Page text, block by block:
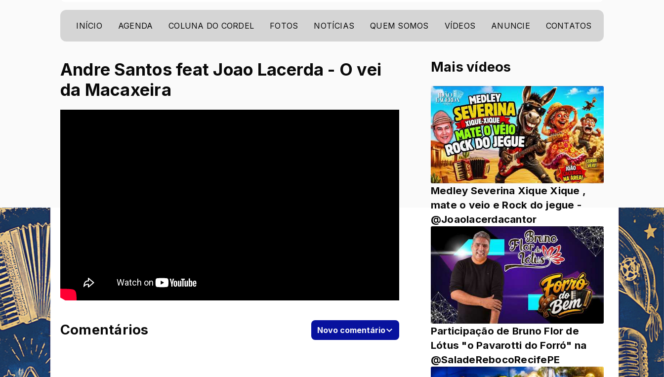
INÍCIO AGENDA COLUNA DO CORDEL FOTOS NOTÍCIAS QUEM SOMOS VÍDEOS ANUNCIE CONTATOS
Andre Santos feat Joao Lacerda - O vei
da Macaxeira
Mais vídeos
Medley Severina Xique Xique ,
mate o veio e Rock do jegue -
@Joaolacerdacantor
Participação de Bruno Flor de
Lótus "o Pavarotti do Forró" na
@SaladeRebocoRecifePE
Comentários Novo comentário